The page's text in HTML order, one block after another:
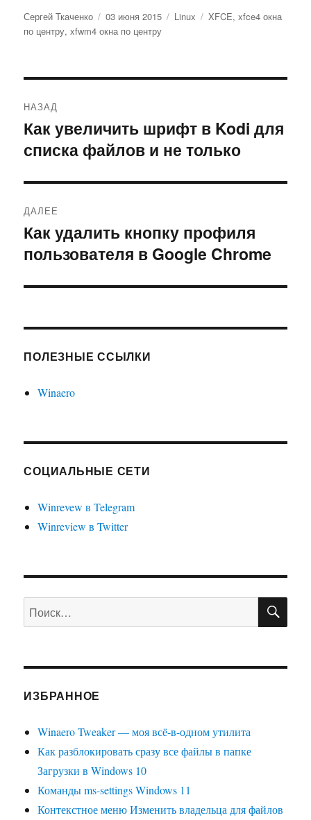
Автор
Сергей Ткаченко Опубликовано
03 июня 2015 Рубрики
Linux Метки
XFCE,xfce4 окна
по центру,xfwm4 окна по центру
по
записям
НАЗАД
Предыдущая
запись:
Как увеличить шрифт в Kodi для
списка файлов и не только
ДАЛЕЕ
Следующая
запись:
Как удалить кнопку профиля
пользователя в Google Chrome
ПОЛЕЗНЫЕ ССЫЛКИ
Winaero
СОЦИАЛЬНЫЕ СЕТИ
Winrevew в Telegram
Winreview в Twitter
Искать:
ИЗБРАННОЕ
Winaero Tweaker — моя всё-в-одном утилита
Как разблокировать сразу все файлы в папке
Загрузки в Windows 10
Команды ms-settings Windows 11
Контекстное меню Изменить владельца для файлов